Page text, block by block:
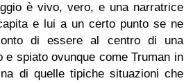
è vivo, vero, e una narratrice
e lui a un certo punto se ne
di essere al centro di una
e spiato ovunque come Truman in
di quelle tipiche situazioni che